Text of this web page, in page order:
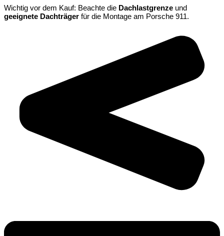
Wichtig vor dem Kauf: Beachte die Dachlastgrenze und
geeignete Dachträger für die Montage am Porsche 911.